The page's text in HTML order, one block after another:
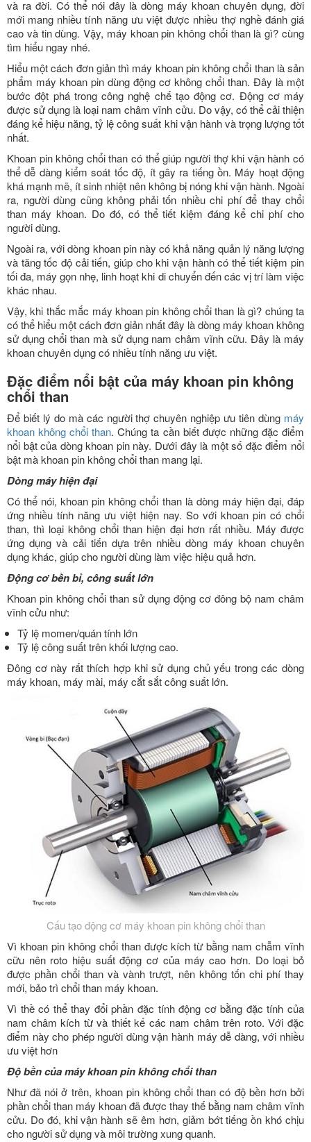
và ra đời. Có thể nói đây là dòng máy khoan chuyên dụng, đời
mới mang nhiều tính năng ưu việt được nhiều thợ nghề đánh giá
cao và tin dùng. Vậy, máy khoan pin không chổi than là gì? cùng
tìm hiểu ngay nhé.
Hiểu một cách đơn giản thì máy khoan pin không chổi than là sản
phẩm máy khoan pin dùng động cơ không chổi than. Đây là một
bước đột phá trong công nghệ chế tạo động cơ. Động cơ máy
được sử dụng là loại nam châm vĩnh cửu. Do vậy, có thể cải thiện
đáng kể hiệu năng, tỷ lệ công suất khi vận hành và trọng lượng tốt
nhất.
Khoan pin không chổi than có thể giúp người thợ khi vận hành có
thể dễ dàng kiểm soát tốc độ, ít gây ra tiếng ồn. Máy hoạt động
khá mạnh mẽ, ít sinh nhiệt nên không bị nóng khi vận hành. Ngoài
ra, người dùng cũng không phải tốn nhiều chi phí để thay chổi
than máy khoan. Do đó, có thể tiết kiệm đáng kể chi phí cho
người dùng.
Ngoài ra, với dòng khoan pin này có khả năng quản lý năng lượng
và tăng tốc độ cải tiến, giúp cho khi vận hành có thể tiết kiệm pin
tối đa, máy gọn nhẹ, linh hoạt khi di chuyển đến các vị trí làm việc
khác nhau.
Vậy, khi thắc mắc máy khoan pin không chổi than là gì? chúng ta
có thể hiểu một cách đơn giản nhất đây là dòng máy khoan không
sử dụng chổi than mà sử dụng nam châm vĩnh cữu. Đây là máy
khoan chuyên dụng có nhiều tính năng ưu việt.
Đặc điểm nổi bật của máy khoan pin không
chổi than
Để biết lý do mà các người thợ chuyên nghiệp ưu tiên dùng máy
khoan không chổi than. Chúng ta cần biết được những đặc điểm
nổi bật của dòng khoan pin này. Dưới đây là một số đặc điểm nổi
bật mà khoan pin không chổi than mang lại.
Dòng máy hiện đại
Có thể nói, khoan pin không chổi than là dòng máy hiện đại, đáp
ứng nhiều tính năng ưu việt hiện nay. So với khoan pin có chổi
than, thì loại không chổi than hiện đại hơn rất nhiều. Máy được
ứng dụng và cải tiến dựa trên nhiều dòng máy khoan chuyên
dụng khác, giúp cho người dùng làm việc hiệu quả hơn.
Động cơ bền bỉ, công suất lớn
Khoan pin không chổi than sử dụng động cơ đông bộ nam châm
vĩnh cửu như:
Tỷ lệ momen/quán tính lớn
Tỷ lệ công suất trên khối lượng cao.
Đông cơ này rất thích hợp khi sử dụng chủ yếu trong các dòng
máy khoan, máy mài, máy cắt sắt công suất lớn.
Cấu tạo động cơ máy khoan pin không chổi than
Vì khoan pin không chổi than được kích từ bằng nam chẫm vĩnh
cữu nên roto hiệu suất động cơ của máy cao hơn. Do loại bỏ
được phần chổi than và vành trượt, nên không tốn chi phí thay
mới, bảo trì chổi than máy khoan.
Vì thề có thể thay đổi phần đặc tính động cơ bằng đặc tính của
nam châm kích từ và thiết kế các nam châm trên roto. Với đặc
điểm này cho phép người dùng vận hành máy dễ dàng, với nhiều
ưu việt hơn
Độ bền của máy khoan pin không chổi than
Như đã nói ở trên, khoan pin không chổi than có độ bền hơn bởi
phần chổi than máy khoan đã được thay thế bằng nam châm vĩnh
cửu. Do đó, khi vận hành sẽ êm hơn, giảm bớt tiếng ồn khó chịu
cho người sử dụng và môi trường xung quanh.